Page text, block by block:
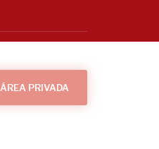
ÁREA PRIVADA